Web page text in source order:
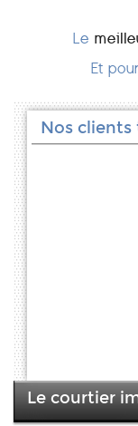
Le
Et
Nos
Le courtier